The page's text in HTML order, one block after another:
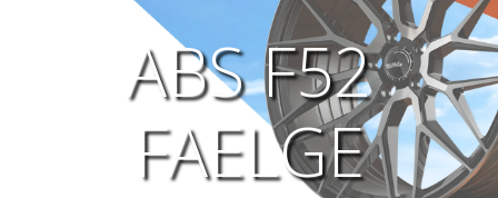
ABS F52
FAELGE